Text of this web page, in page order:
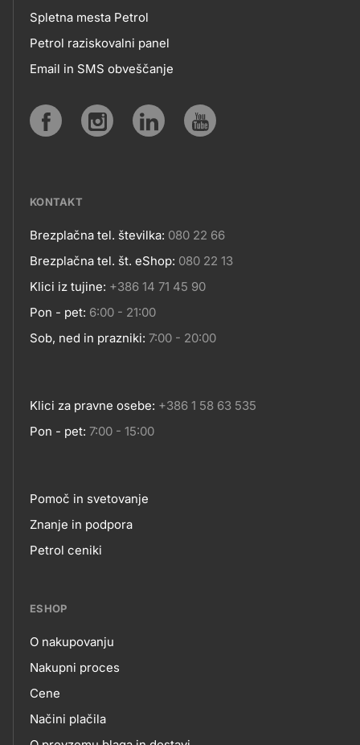
MOBILNE
APLIKACIJE
SPLETNA
Spletna mesta Petrol
Petrol raziskovalni panel
Email in SMS obveščanje
KONTAKT
Kontakt
Brezplačna tel. številka: 080 22 66
Brezplačna tel. št. eShop: 080 22 13
Klici iz tujine: +386 14 71 45 90
Pon - pet: 6:00 - 21:00
Sob, ned in prazniki: 7:00 - 20:00
Klici za pravne osebe: +386 1 58 63 535
Pon - pet: 7:00 - 15:00
Footer
links
Pomoč in svetovanje
Znanje in podpora
Petrol ceniki
ESHOP
eshop
O nakupovanju
Nakupni proces
Cene
Načini plačila